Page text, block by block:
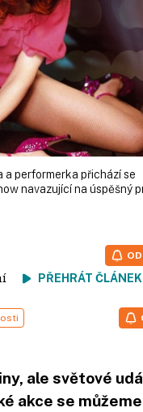
a performerka přichází se
navazující na úspěšný
PŘEHRÁT ČLÁNEK
ale světové
akce se